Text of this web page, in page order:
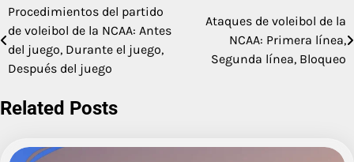
Post
navigation
Procedimientos del partido
de voleibol de la NCAA: Antes
del juego, Durante el juego,
Después del juego
Ataques de voleibol de la
NCAA: Primera línea,
Segunda línea, Bloqueo
Related Posts